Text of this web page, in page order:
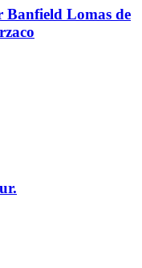
Banfield Lomas de